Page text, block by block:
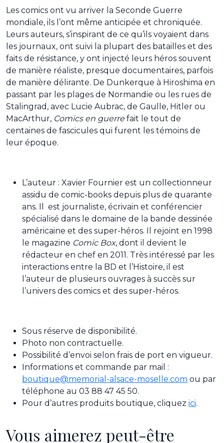
Les comics ont vu arriver la Seconde Guerre
mondiale, ils l’ont même anticipée et chroniquée.
Leurs auteurs, s’inspirant de ce qu’ils voyaient dans
les journaux, ont suivi la plupart des batailles et des
faits de résistance, y ont injecté leurs héros souvent
de manière réaliste, presque documentaires, parfois
de manière délirante. De Dunkerque à Hiroshima en
passant par les plages de Normandie ou les rues de
Stalingrad, avec Lucie Aubrac, de Gaulle, Hitler ou
MacArthur, Comics en guerrefait le tout de
centaines de fascicules qui furent les témoins de
leur époque.
L’auteur : Xavier Fournier est un collectionneur
assidu de comic-books depuis plus de quarante
ans. Il est journaliste, écrivain et conférencier
spécialisé dans le domaine de la bande dessinée
américaine et des super-héros. Il rejoint en 1998
le magazine Comic Box, dont il devient le
rédacteur en chef en 2011. Très intéressé par les
interactions entre la BD et l’Histoire, il est
l’auteur de plusieurs ouvrages à succès sur
l’univers des comics et des super-héros.
Sous réserve de disponibilité.
Photo non contractuelle.
Possibilité d’envoi selon frais de port en vigueur.
Informations et commande par mail :
boutique@memorial-alsace-moselle.com ou par
téléphone au 03 88 47 45 50.
Pour d’autres produits boutique, cliquez ici.
Vous aimerez peut-être